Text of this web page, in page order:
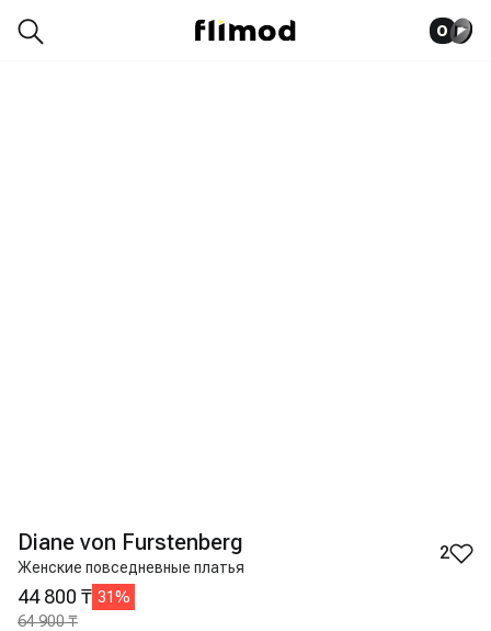
0
Diane von Furstenberg
Женские повседневные платья
2
44 800 ₸ 31%
64 900 ₸